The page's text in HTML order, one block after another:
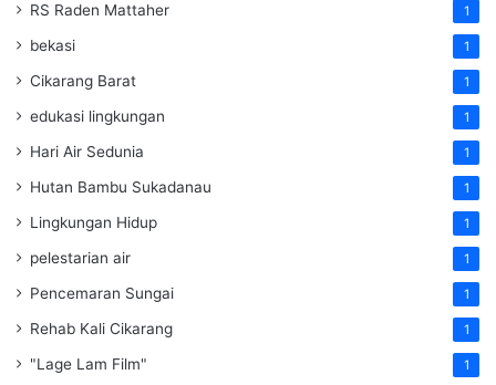
RS Raden Mattaher 1
bekasi 1
Cikarang Barat 1
edukasi lingkungan 1
Hari Air Sedunia 1
Hutan Bambu Sukadanau 1
Lingkungan Hidup 1
pelestarian air 1
Pencemaran Sungai 1
Rehab Kali Cikarang 1
"Lage Lam Film" 1